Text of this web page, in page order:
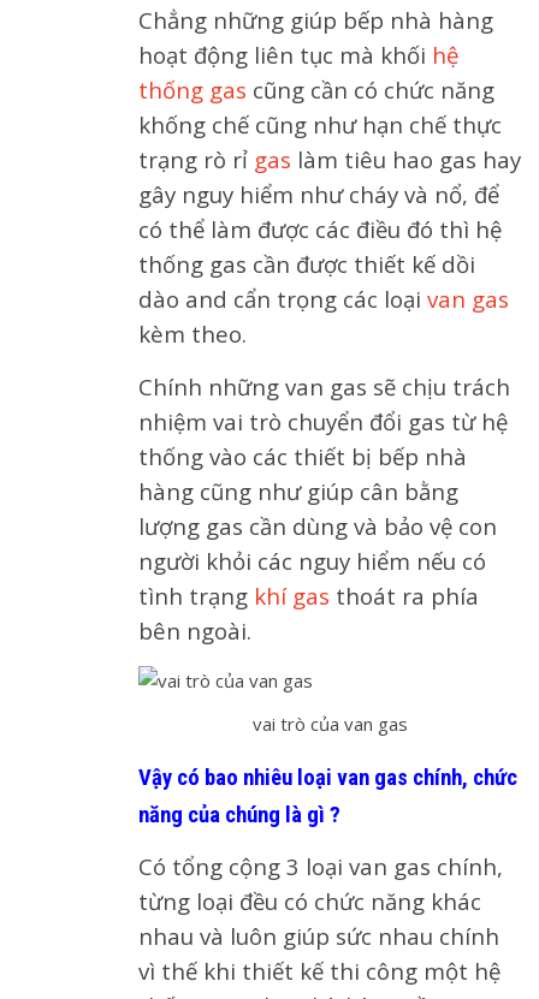
Chẳng những giúp bếp nhà hàng
hoạt động liên tục mà khối hệ
thống gas cũng cần có chức năng
khống chế cũng như hạn chế thực
trạng rò rỉ gas làm tiêu hao gas hay
gây nguy hiểm như cháy và nổ, để
có thể làm được các điều đó thì hệ
thống gas cần được thiết kế dồi
dào and cẩn trọng các loại van gas
kèm theo.
Chính những van gas sẽ chịu trách
nhiệm vai trò chuyển đổi gas từ hệ
thống vào các thiết bị bếp nhà
hàng cũng như giúp cân bằng
lượng gas cần dùng và bảo vệ con
người khỏi các nguy hiểm nếu có
tình trạng khí gas thoát ra phía
bên ngoài.
vai trò của van gas
Vậy có bao nhiêu loại van gas chính, chức
năng của chúng là gì ?
Có tổng cộng 3 loại van gas chính,
từng loại đều có chức năng khác
nhau và luôn giúp sức nhau chính
vì thế khi thiết kế thi công một hệ